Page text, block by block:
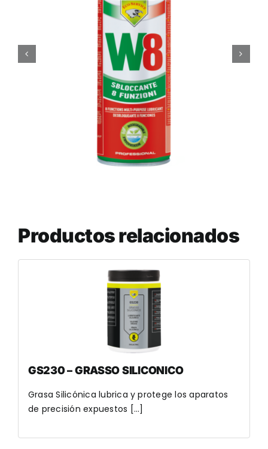
Productos relacionados
GS230 – GRASSO SILICONICO
Grasa Silicónica lubrica y protege los aparatos
de precisión expuestos [...]